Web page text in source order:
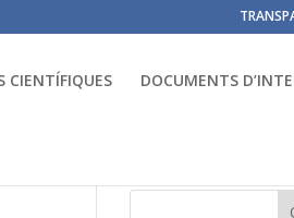
CIENTÍFIQUES DOCUMENTS